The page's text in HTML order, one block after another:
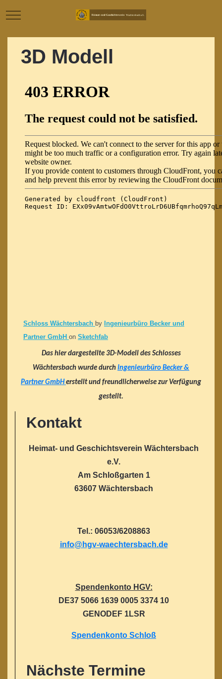
Mobile Menu Toggle
3D Modell
Schloss Wächtersbach by Ingenieurbüro Becker und
Partner GmbH on Sketchfab
Das hier dargestellte 3D-Modell des Schlosses
Wächtersbach wurde durch Ingenieurbüro Becker &
Partner GmbH erstellt und freundlicherweise zur Verfügung
gestellt.
Kontakt
Heimat- und Geschichtsverein Wächtersbach
e.V.
Am Schloßgarten 1
63607 Wächtersbach
Tel.: 06053/6208863
info@hgv-waechtersbach.de
Spendenkonto HGV:
DE37 5066 1639 0005 3374 10
GENODEF 1LSR
Spendenkonto Schloß
Nächste Termine